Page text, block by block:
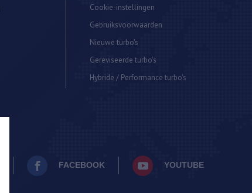
Cookie-instellingen
Gebruiksvoorwaarden
Nieuwe turbo's
Gereviseerde turbo's
Hybride / Performance turbo's
FACEBOOK YOUTUBE